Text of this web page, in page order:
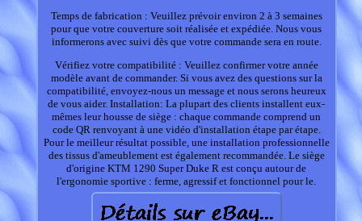
Temps de fabrication : Veuillez prévoir environ 2 à 3 semaines
pour que votre couverture soit réalisée et expédiée. Nous vous
informerons avec suivi dès que votre commande sera en route.
Vérifiez votre compatibilité : Veuillez confirmer votre année
modèle avant de commander. Si vous avez des questions sur la
compatibilité, envoyez-nous un message et nous serons heureux
de vous aider. Installation: La plupart des clients installent eux-
mêmes leur housse de siège : chaque commande comprend un
code QR renvoyant à une vidéo d'installation étape par étape.
Pour le meilleur résultat possible, une installation professionnelle
des tissus d'ameublement est également recommandée. Le siège
d'origine KTM 1290 Super Duke R est conçu autour de
l'ergonomie sportive : ferme, agressif et fonctionnel pour le.